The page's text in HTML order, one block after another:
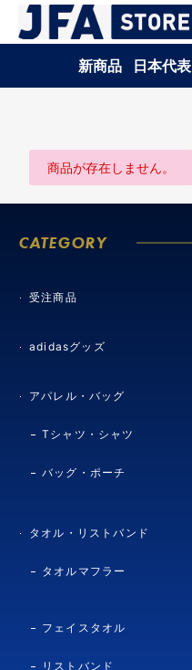
新商品 日本代表
商品が存在しません。
CATEGORY
受注商品
adidasグッズ
アパレル・バッグ
Tシャツ・シャツ
バッグ・ポーチ
タオル・リストバンド
タオルマフラー
フェイスタオル
リストバンド